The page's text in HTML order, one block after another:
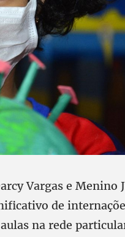
Vargas e Menino
de
na rede